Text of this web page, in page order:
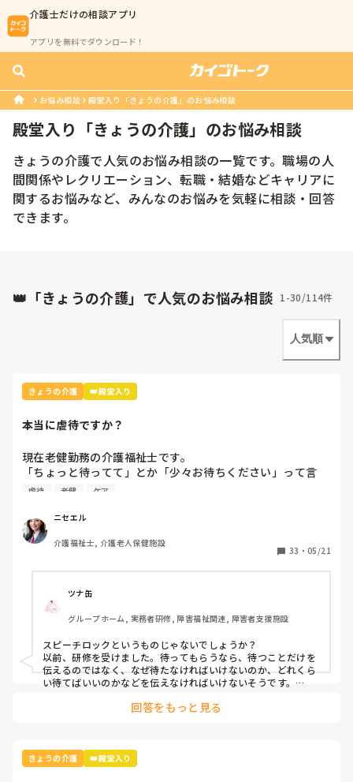
介護士だけの相談アプリ
アプリを無料でダウンロード！
お悩み相談 殿堂入り「きょうの介護」のお悩み相談
殿堂入り「きょうの介護」のお悩み相談
きょうの介護で人気のお悩み相談の一覧です。職場の人
間関係やレクリエーション、転職・結婚などキャリアに
関するお悩みなど、みんなのお悩みを気軽に相談・回答
できます。
👑「きょうの介護」で人気のお悩み相談 1-30/114件
人気順
きょうの介護 👑殿堂入り
本当に虐待ですか？
現在老健勤務の介護福祉士です。
「ちょっと待ってて」とか「少々お待ちください」って言
葉、よく使いませんか？私の施設ではこの言葉は「利用者本
つまり虐待と同じ枠組みです。
そんなに悪い言葉ですか？むしろ必要な言葉だと思うのです
がいかがでしょう？
虐待 老健 ケア
ニセエル
介護福祉士, 介護老人保健施設
33 ・ 05/21
ツナ缶
グループホーム, 実務者研修, 障害福祉関連, 障害者支援施設
スピーチロックというものじゃないでしょうか？
以前、研修を受けました。待ってもらうなら、待つことだけを
伝えるのではなく、なぜ待たなければいけないのか、どれくら
い待てばいいのかなどを伝えなければいけないそうです。
回答をもっと見る
きょうの介護 👑殿堂入り